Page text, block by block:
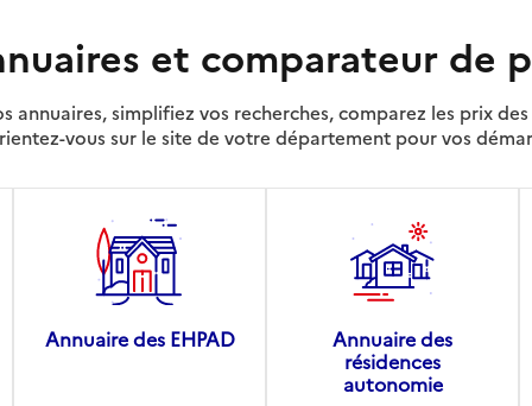
et comparateur de
annuaires, simplifiez vos recherches, comparez les prix des
vous sur le site de votre département pour vos
Annuaire des EHPAD
Annuaire des
résidences
autonomie